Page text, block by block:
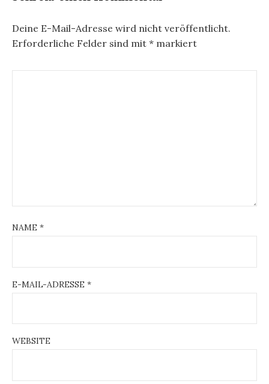
Deine E-Mail-Adresse wird nicht veröffentlicht.
Erforderliche Felder sind mit * markiert
NAME *
E-MAIL-ADRESSE *
WEBSITE